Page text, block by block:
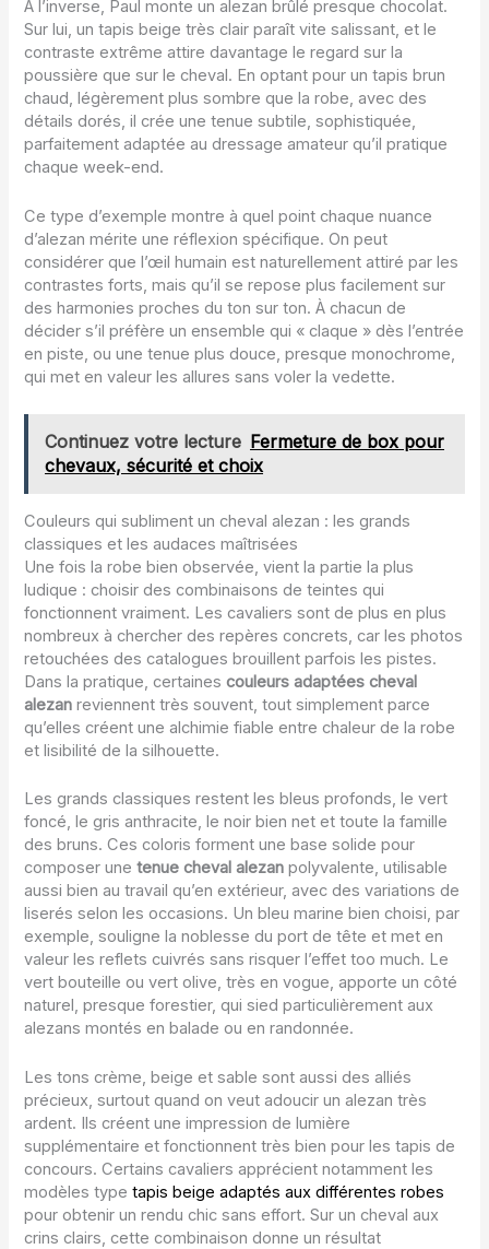
À l’inverse, Paul monte un alezan brûlé presque chocolat.
Sur lui, un tapis beige très clair paraît vite salissant, et le
contraste extrême attire davantage le regard sur la
poussière que sur le cheval. En optant pour un tapis brun
chaud, légèrement plus sombre que la robe, avec des
détails dorés, il crée une tenue subtile, sophistiquée,
parfaitement adaptée au dressage amateur qu’il pratique
chaque week-end.
Ce type d’exemple montre à quel point chaque nuance
d’alezan mérite une réflexion spécifique. On peut
considérer que l’œil humain est naturellement attiré par les
contrastes forts, mais qu’il se repose plus facilement sur
des harmonies proches du ton sur ton. À chacun de
décider s’il préfère un ensemble qui « claque » dès l’entrée
en piste, ou une tenue plus douce, presque monochrome,
qui met en valeur les allures sans voler la vedette.
Continuez votre lecture Fermeture de box pour
chevaux, sécurité et choix
Couleurs qui subliment un cheval alezan : les grands
classiques et les audaces maîtrisées
Une fois la robe bien observée, vient la partie la plus
ludique : choisir des combinaisons de teintes qui
fonctionnent vraiment. Les cavaliers sont de plus en plus
nombreux à chercher des repères concrets, car les photos
retouchées des catalogues brouillent parfois les pistes.
Dans la pratique, certainescouleurs adaptées cheval
alezan reviennent très souvent, tout simplement parce
qu’elles créent une alchimie fiable entre chaleur de la robe
et lisibilité de la silhouette.
Les grands classiques restent les bleus profonds, le vert
foncé, le gris anthracite, le noir bien net et toute la famille
des bruns. Ces coloris forment une base solide pour
composer unetenue cheval alezan polyvalente, utilisable
aussi bien au travail qu’en extérieur, avec des variations de
liserés selon les occasions. Un bleu marine bien choisi, par
exemple, souligne la noblesse du port de tête et met en
valeur les reflets cuivrés sans risquer l’effet too much. Le
vert bouteille ou vert olive, très en vogue, apporte un côté
naturel, presque forestier, qui sied particulièrement aux
alezans montés en balade ou en randonnée.
Les tons crème, beige et sable sont aussi des alliés
précieux, surtout quand on veut adoucir un alezan très
ardent. Ils créent une impression de lumière
supplémentaire et fonctionnent très bien pour les tapis de
concours. Certains cavaliers apprécient notamment les
modèles typetapis beige adaptés aux différentes robes
pour obtenir un rendu chic sans effort. Sur un cheval aux
crins clairs, cette combinaison donne un résultat